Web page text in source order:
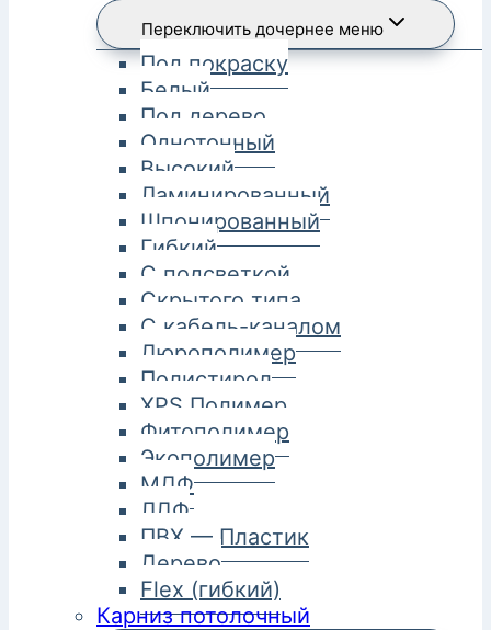
Переключить дочернее меню
Под покраску
Белый
Под дерево
Однотонный
Высокий
Ламинированный
Шпонированный
Гибкий
С подсветкой
Скрытого типа
С кабель-каналом
Дюрополимер
Полистирол
XPS Полимер
Фитополимер
Экополимер
МДФ
ЛДФ
ПВХ — Пластик
Дерево
Flex (гибкий)
Карниз потолочный